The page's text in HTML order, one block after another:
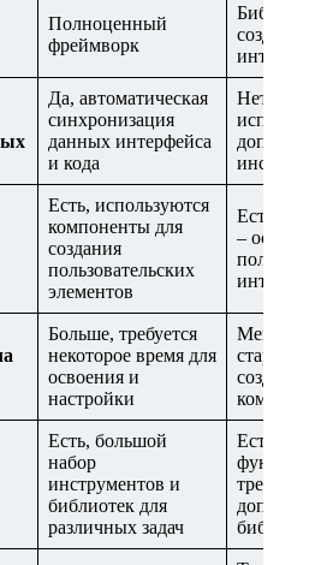
Полноценный
фреймворк
создания
Да, автоматическая
синхронизация
данных интерфейса
и кода
Нет,
Есть, используются
компоненты для
создания
пользовательских
элементов
Есть,
– основа
Больше, требуется
некоторое время для
освоения и
настройки
Меньше,
старт и
создание
Есть, большой
набор
инструментов и
библиотек для
различных задач
Есть, но
требуют